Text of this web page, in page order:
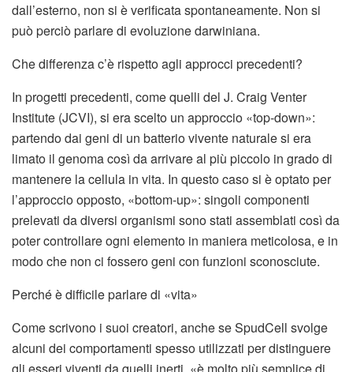
dall’esterno, non si è verificata spontaneamente. Non si
può perciò parlare di evoluzione darwiniana.
Che differenza c’è rispetto agli approcci precedenti?
In progetti precedenti, come quelli del J. Craig Venter
Institute (JCVI), si era scelto un approccio «top-down»:
partendo dai geni di un batterio vivente naturale si era
limato il genoma così da arrivare al più piccolo in grado di
mantenere la cellula in vita. In questo caso si è optato per
l’approccio opposto, «bottom-up»: singoli componenti
prelevati da diversi organismi sono stati assemblati così da
poter controllare ogni elemento in maniera meticolosa, e in
modo che non ci fossero geni con funzioni sconosciute.
Perché è difficile parlare di «vita»
Come scrivono i suoi creatori, anche se SpudCell svolge
alcuni dei comportamenti spesso utilizzati per distinguere